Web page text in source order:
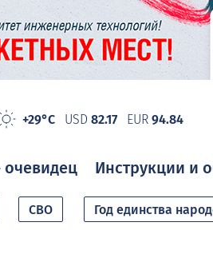
+29°C USD 82.17 EUR 94.84
Инструкции и
СВО Год единства